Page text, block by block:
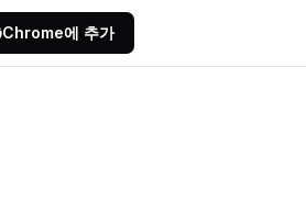
Chrome에 추가